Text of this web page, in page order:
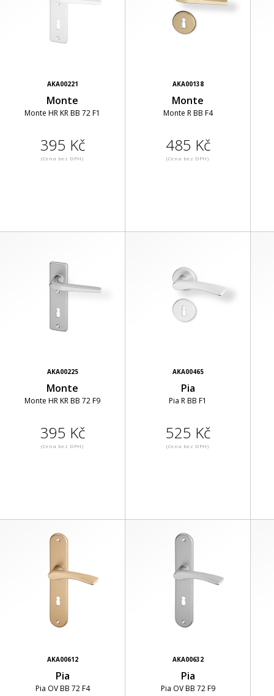
AKA00221
Monte
Monte HR KR BB 72 F1
395 Kč
(Cena bez DPH)
AKA00138
Monte
Monte R BB F4
485 Kč
(Cena bez DPH)
AKA00225
Monte
Monte HR KR BB 72 F9
395 Kč
(Cena bez DPH)
AKA00465
Pia
Pia R BB F1
525 Kč
(Cena bez DPH)
AKA00612
Pia
Pia OV BB 72 F4
AKA00632
Pia
Pia OV BB 72 F9